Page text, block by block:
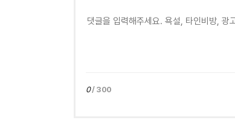
0/ 300